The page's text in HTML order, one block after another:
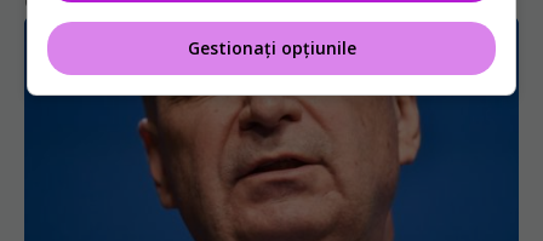
Gestionați opțiunile